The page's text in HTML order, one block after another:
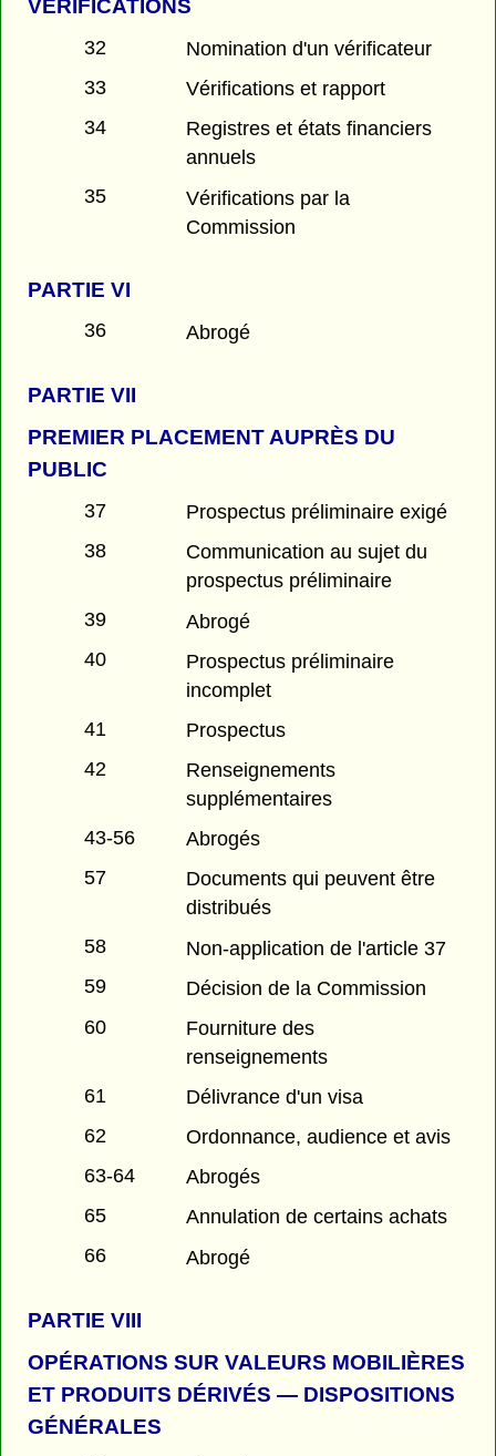
VÉRIFICATIONS
32
Nomination d'un vérificateur
33
Vérifications et rapport
34
Registres et états financiers
annuels
35
Vérifications par la
Commission
PARTIEVI
36 Abrogé
PARTIEVII
PREMIER PLACEMENT AUPRÈS DU
PUBLIC
37
Prospectus préliminaire exigé
38
Communication au sujet du
prospectus préliminaire
39
Abrogé
40
Prospectus préliminaire
incomplet
41
Prospectus
42
Renseignements
supplémentaires
43-56
Abrogés
57
Documents qui peuvent être
distribués
58
Non-application de l'article 37
59
Décision de la Commission
60
Fourniture des
renseignements
61
Délivrance d'un visa
62
Ordonnance, audience et avis
63-64
Abrogés
65
Annulation de certains achats
66
Abrogé
PARTIEVIII
OPÉRATIONS SUR VALEURS MOBILIÈRES
ET PRODUITS DÉRIVÉS — DISPOSITIONS
GÉNÉRALES